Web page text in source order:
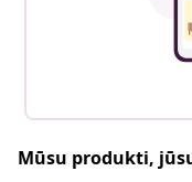
Mūsu produkti,